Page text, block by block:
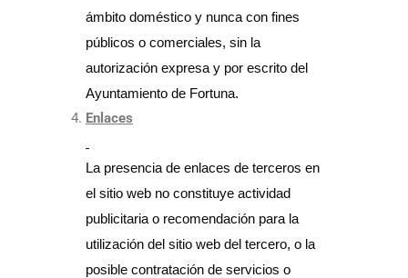
ámbito doméstico y nunca con fines
públicos o comerciales, sin la
autorización expresa y por escrito del
Ayuntamiento de Fortuna.
Enlaces
La presencia de enlaces de terceros en
el sitio web no constituye actividad
publicitaria o recomendación para la
utilización del sitio web del tercero, o la
posible contratación de servicios o